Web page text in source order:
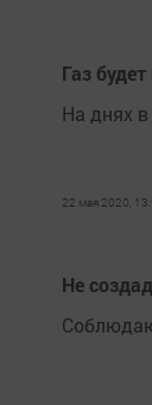
Газ
На днях
22 мая 2020,
Не